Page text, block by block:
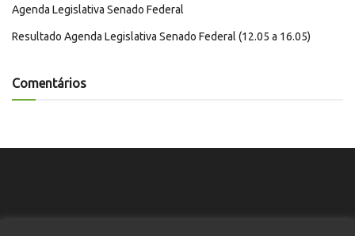
Agenda Legislativa Senado Federal
Resultado Agenda Legislativa Senado Federal (12.05 a 16.05)
Comentários